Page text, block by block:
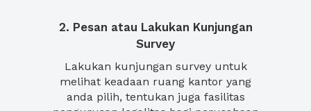
2. Pesan atau Lakukan Kunjungan
Survey
Lakukan kunjungan survey untuk
melihat keadaan ruang kantor yang
anda pilih, tentukan juga fasilitas